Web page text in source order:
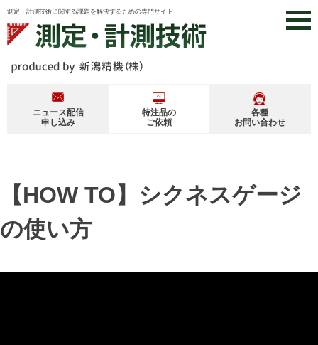
Skip
to
content
測定・計測技術に関する課題を解決するための専門サイト
ニュース配信
申し込み
特注品の
ご依頼
各種
お問い合わせ
【HOW TO】シクネスゲージ
の使い方